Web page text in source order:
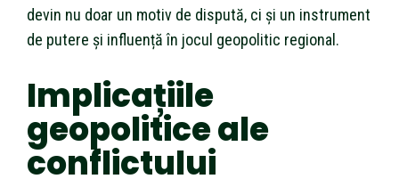
devin nu doar un motiv de dispută, ci și un instrument
de putere și influență în jocul geopolitic regional.
Implicațiile
geopolitice ale
conflictului